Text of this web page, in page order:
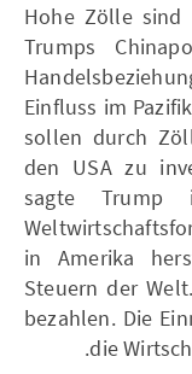
Hohe Zölle sind
Trumps
Einfluss im
sollen durch
den USA zu
sagte Trump
in Amerika
Steuern der
bezahlen. Die
die